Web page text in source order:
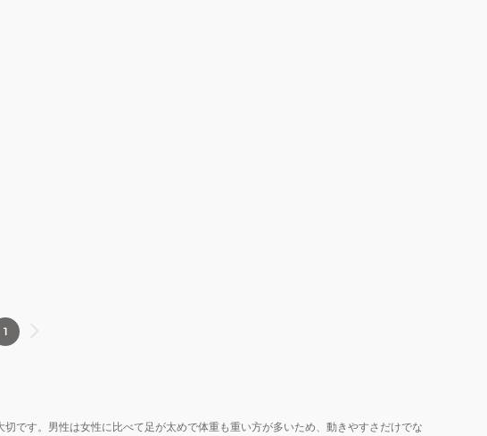
1
です。男性は女性に比べて足が太めで体重も重い方が多いため、動きやすさだけでな